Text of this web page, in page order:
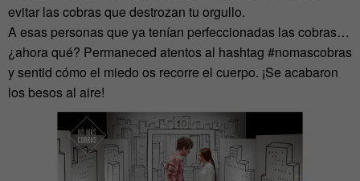
evitar las cobras que destrozan tu orgullo.
A esas personas que ya tenían perfeccionadas las cobras…
¿ahora qué? Permaneced atentos al hashtag #nomascobras
y sentid cómo el miedo os recorre el cuerpo. ¡Se acabaron
los besos al aire!